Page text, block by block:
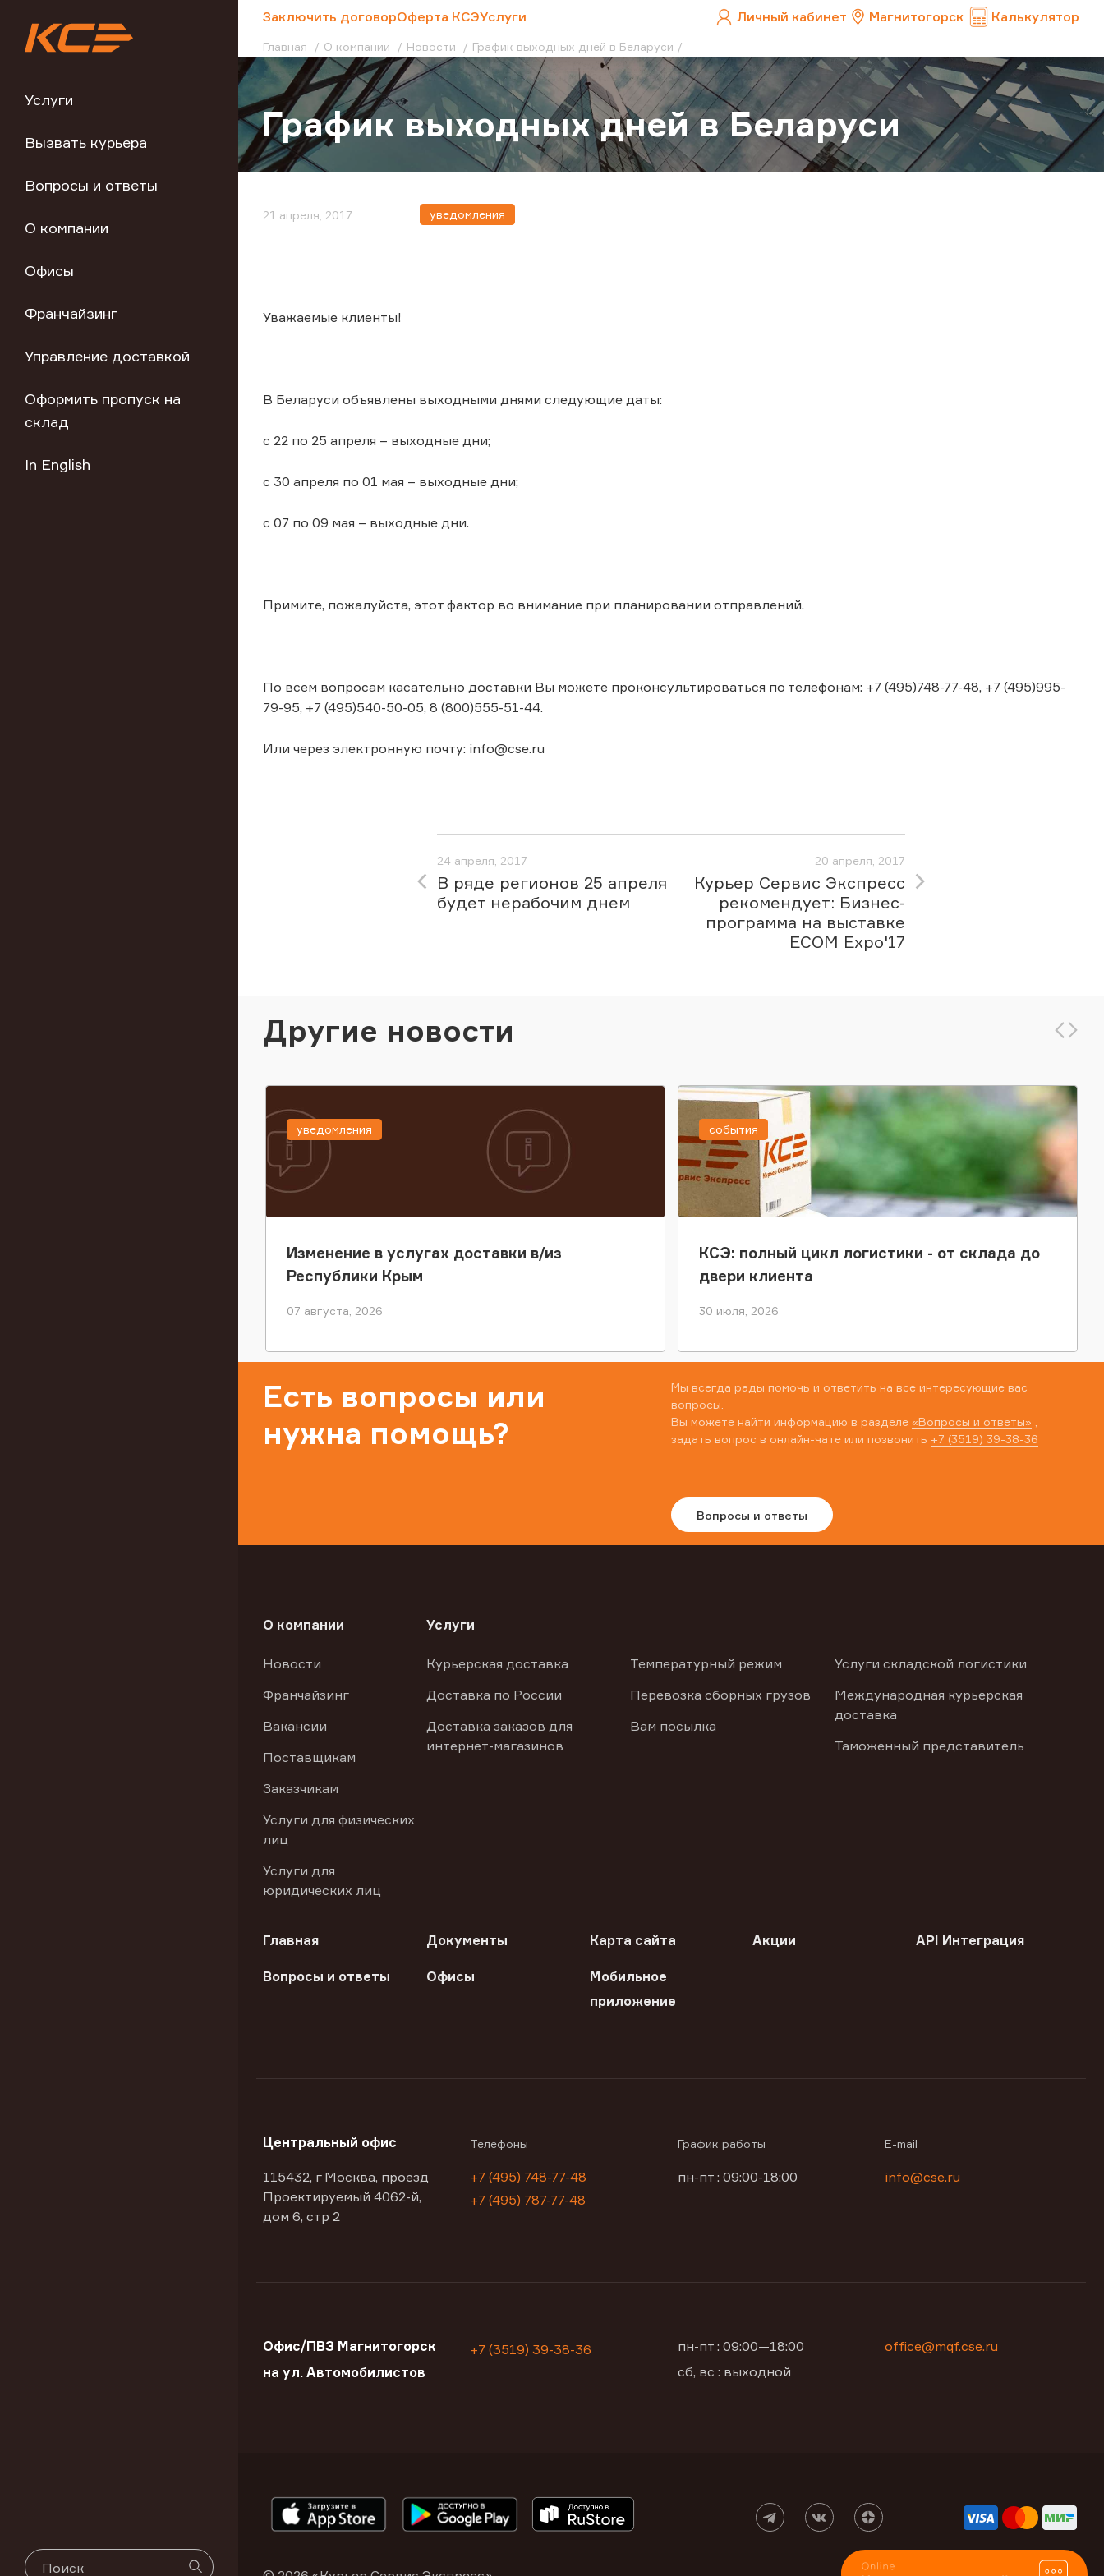
Услуги
Вызвать курьера
Вопросы и ответы
О компании
Офисы
Франчайзинг
Управление доставкой
Оформить пропуск на
склад
In English
Заключить договорОферта КСЭУслуги Личный кабинет Магнитогорск Калькулятор
Главная О компании Новости График выходных дней в Беларуси
График выходных дней в Беларуси
21 апреля, 2017 уведомления
Уважаемые клиенты!
В Беларуси объявлены выходными днями следующие даты:
с 22 по 25 апреля – выходные дни;
с 30 апреля по 01 мая – выходные дни;
с 07 по 09 мая – выходные дни.
Примите, пожалуйста, этот фактор во внимание при планировании отправлений.
По всем вопросам касательно доставки Вы можете проконсультироваться по телефонам: +7 (495)748-77-48, +7 (495)995-
79-95, +7 (495)540-50-05, 8 (800)555-51-44.
Или через электронную почту: info@cse.ru
24 апреля, 2017
В ряде регионов 25 апреля
будет нерабочим днем
20 апреля, 2017
Курьер Сервис Экспресс
рекомендует: Бизнес-
программа на выставке
ECOM Expo'17
Другие новости
Изменение в услугах доставки в/из
Республики Крым
07 августа, 2026
уведомления
КСЭ: полный цикл логистики - от склада до
двери клиента
30 июля, 2026
события
Есть вопросы или
нужна помощь?
Мы всегда рады помочь и ответить на все интересующие вас
вопросы.
Вы можете найти информацию в разделе «Вопросы и ответы»
задать вопрос в онлайн-чате или позвонить +7 (3519) 39-38-36
Вопросы и ответы
О компании
Новости
Франчайзинг
Вакансии
Поставщикам
Заказчикам
Услуги для физических
лиц
Услуги для
юридических лиц
Услуги
Курьерская доставка
Доставка по России
Доставка заказов для
интернет-магазинов
Температурный режим
Перевозка сборных грузов
Вам посылка
Услуги складской логистики
Международная курьерская
доставка
Таможенный представитель
Главная Документы Карта сайта Акции API Интеграция
Вопросы и ответы Офисы
Мобильное
приложение
Центральный офис
115432, г Москва, проезд
Проектируемый 4062-й,
дом 6, стр 2
Телефоны
+7 (495) 748-77-48
+7 (495) 787-77-48
График работы
пн-пт : 09:00-18:00
E-mail
info@cse.ru
Офис/ПВЗ Магнитогорск
на ул. Автомобилистов
+7 (3519) 39-38-36
пн-пт : 09:00—18:00
сб, вс : выходной
office@mqf.cse.ru